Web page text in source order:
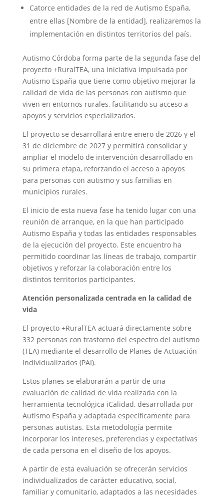
Catorce entidades de la red de Autismo España,
entre ellas [Nombre de la entidad], realizaremos la
implementación en distintos territorios del país.
Autismo Córdoba forma parte de la segunda fase del
proyecto +RuralTEA, una iniciativa impulsada por
Autismo España que tiene como objetivo mejorar la
calidad de vida de las personas con autismo que
viven en entornos rurales, facilitando su acceso a
apoyos y servicios especializados.
El proyecto se desarrollará entre enero de 2026 y el
31 de diciembre de 2027 y permitirá consolidar y
ampliar el modelo de intervención desarrollado en
su primera etapa, reforzando el acceso a apoyos
para personas con autismo y sus familias en
municipios rurales.
El inicio de esta nueva fase ha tenido lugar con una
reunión de arranque, en la que han participado
Autismo España y todas las entidades responsables
de la ejecución del proyecto. Este encuentro ha
permitido coordinar las líneas de trabajo, compartir
objetivos y reforzar la colaboración entre los
distintos territorios participantes.
Atención personalizada centrada en la calidad de
vida
El proyecto +RuralTEA actuará directamente sobre
332 personas con trastorno del espectro del autismo
(TEA) mediante el desarrollo de Planes de Actuación
Individualizados (PAI).
Estos planes se elaborarán a partir de una
evaluación de calidad de vida realizada con la
herramienta tecnológica iCalidad, desarrollada por
Autismo España y adaptada específicamente para
personas autistas. Esta metodología permite
incorporar los intereses, preferencias y expectativas
de cada persona en el diseño de los apoyos.
A partir de esta evaluación se ofrecerán servicios
individualizados de carácter educativo, social,
familiar y comunitario, adaptados a las necesidades